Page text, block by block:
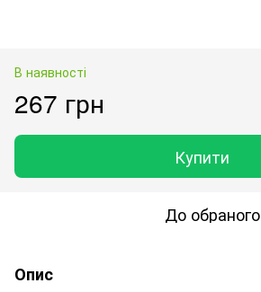
В наявності
267 грн
Купити
До обраного
Опис